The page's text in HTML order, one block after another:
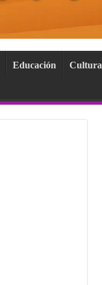
Educación Cultura